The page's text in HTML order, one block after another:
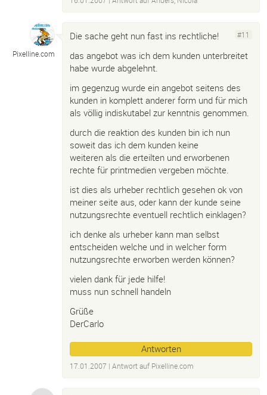
Pixelline.com
#11
Die sache geht nun fast ins rechtliche!
das angebot was ich dem kunden unterbreitet
habe wurde abgelehnt.
im gegenzug wurde ein angebot seitens des
kunden in komplett anderer form und für mich
als völlig indiskutabel zur kenntnis genommen.
durch die reaktion des kunden bin ich nun
soweit das ich dem kunden keine
weiteren als die erteilten und erworbenen
rechte für printmedien vergeben möchte.
ist dies als urheber rechtlich gesehen ok von
meiner seite aus, oder kann der kunde seine
nutzungsrechte eventuell rechtlich einklagen?
ich denke als urheber kann man selbst
entscheiden welche und in welcher form
nutzungsrechte erworben werden können?
vielen dank für jede hilfe!
muss nun schnell handeln
Grüße
DerCarlo
Antworten
17.01.2007 | Antwort auf Pixelline.com